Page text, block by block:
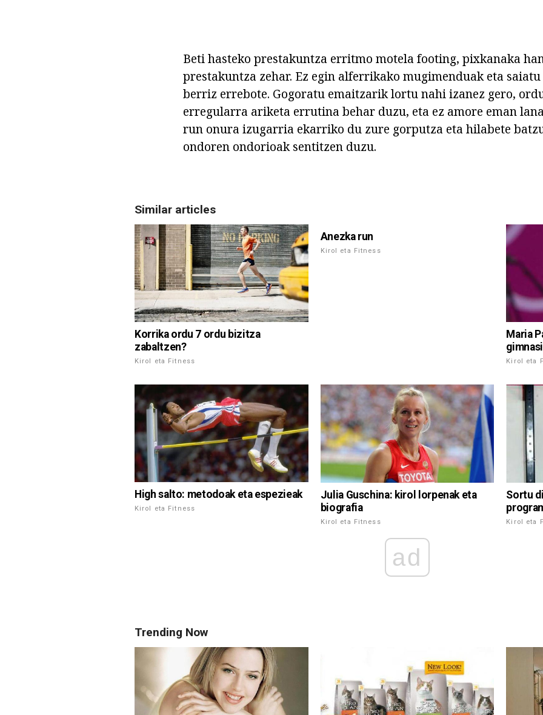
Beti hasteko prestakuntza erritmo motela footing, pixkanaka
prestakuntza zehar. Ez egin alferrikako mugimenduak eta
berriz errebote. Gogoratu emaitzarik lortu nahi izanez gero,
erregularra ariketa errutina behar duzu, eta ez amore eman
run onura izugarria ekarriko du zure gorputza eta hilabete
ondoren ondorioak sentitzen duzu.
Similar articles
Korrika ordu 7 ordu bizitza
zabaltzen?
Kirol eta Fitness
Anezka run
Kirol eta Fitness
Maria
Kirol eta
High salto: metodoak eta espezieak
Kirol eta Fitness
Julia Guschina: kirol lorpenak eta
biografia
Kirol eta Fitness
Sortu
Kirol eta
ad
Trending Now